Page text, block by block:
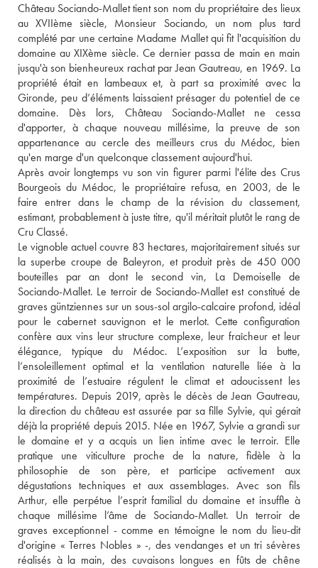
Château Sociando-Mallet tient son nom du propriétaire des lieux
au XVIIème siècle, Monsieur Sociando, un nom plus tard
complété par une certaine Madame Mallet qui fit l'acquisition du
domaine au XIXème siècle. Ce dernier passa de main en main
jusqu'à son bienheureux rachat par Jean Gautreau, en 1969. La
propriété était en lambeaux et, à part sa proximité avec la
Gironde, peu d’éléments laissaient présager du potentiel de ce
domaine. Dès lors, Château Sociando-Mallet ne cessa
d'apporter, à chaque nouveau millésime, la preuve de son
appartenance au cercle des meilleurs crus du Médoc, bien
qu'en marge d'un quelconque classement aujourd'hui.
Après avoir longtemps vu son vin figurer parmi l'élite des Crus
Bourgeois du Médoc, le propriétaire refusa, en 2003, de le
faire entrer dans le champ de la révision du classement,
estimant, probablement à juste titre, qu'il méritait plutôt le rang de
Cru Classé.
Le vignoble actuel couvre 83 hectares, majoritairement situés sur
la superbe croupe de Baleyron, et produit près de 450 000
bouteilles par an dont le second vin, La Demoiselle de
Sociando-Mallet. Le terroir de Sociando-Mallet est constitué de
graves güntziennes sur un sous-sol argilo-calcaire profond, idéal
pour le cabernet sauvignon et le merlot. Cette configuration
confère aux vins leur structure complexe, leur fraîcheur et leur
élégance, typique du Médoc. L’exposition sur la butte,
l’ensoleillement optimal et la ventilation naturelle liée à la
proximité de l’estuaire régulent le climat et adoucissent les
températures. Depuis 2019, après le décès de Jean Gautreau,
la direction du château est assurée par sa fille Sylvie, qui gérait
déjà la propriété depuis 2015. Née en 1967, Sylvie a grandi sur
le domaine et y a acquis un lien intime avec le terroir. Elle
pratique une viticulture proche de la nature, fidèle à la
philosophie de son père, et participe activement aux
dégustations techniques et aux assemblages. Avec son fils
Arthur, elle perpétue l’esprit familial du domaine et insuffle à
chaque millésime l’âme de Sociando-Mallet. Un terroir de
graves exceptionnel - comme en témoigne le nom du lieu-dit
d'origine « Terres Nobles » -, des vendanges et un tri sévères
réalisés à la main, des cuvaisons longues en fûts de chêne